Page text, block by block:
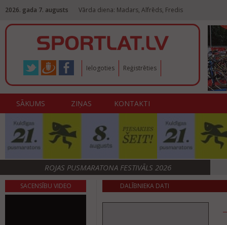
2026. gada 7. augusts Vārda diena: Madars, Alfrēds, Fredis
Ielogoties Reģistrēties
SĀKUMS ZIŅAS KONTAKTI
ROJAS PUSMARATONA FESTIVĀLS 2026
SACENSĪBU VIDEO DALĪBNIEKA DATI